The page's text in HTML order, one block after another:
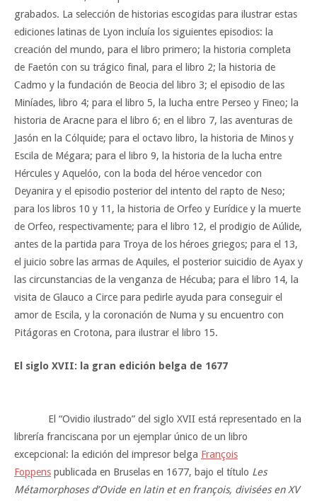
grabados. La selección de historias escogidas para ilustrar estas
ediciones latinas de Lyon incluía los siguientes episodios: la
creación del mundo, para el libro primero; la historia completa
de Faetón con su trágico final, para el libro 2; la historia de
Cadmo y la fundación de Beocia del libro 3; el episodio de las
Miníades, libro 4; para el libro 5, la lucha entre Perseo y Fineo; la
historia de Aracne para el libro 6; en el libro 7, las aventuras de
Jasón en la Cólquide; para el octavo libro, la historia de Minos y
Escila de Mégara; para el libro 9, la historia de la lucha entre
Hércules y Aquelóo, con la boda del héroe vencedor con
Deyanira y el episodio posterior del intento del rapto de Neso;
para los libros 10 y 11, la historia de Orfeo y Eurídice y la muerte
de Orfeo, respectivamente; para el libro 12, el prodigio de Aúlide,
antes de la partida para Troya de los héroes griegos; para el 13,
el juicio sobre las armas de Aquiles, el posterior suicidio de Ayax y
las circunstancias de la venganza de Hécuba; para el libro 14, la
visita de Glauco a Circe para pedirle ayuda para conseguir el
amor de Escila, y la coronación de Numa y su encuentro con
Pitágoras en Crotona, para ilustrar el libro 15.
El siglo XVII: la gran edición belga de 1677
El “Ovidio ilustrado” del siglo XVII está representado en la
librería franciscana por un ejemplar único de un libro
excepcional: la edición del impresor belga François
Foppens publicada en Bruselas en 1677, bajo el título Les
Métamorphoses d’Ovide en latin et en françois, divisées en XV